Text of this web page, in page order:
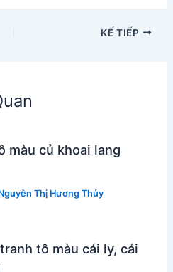
KẾ TIẾP
màu củ khoai lang
Thị Hương Thủy
tô màu cái ly, cái